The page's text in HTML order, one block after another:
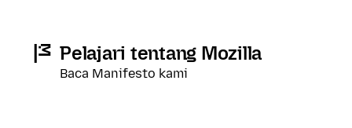
Pelajari tentang Mozilla
Baca Manifesto kami